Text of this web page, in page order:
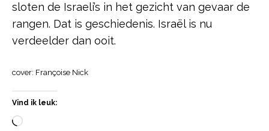
sloten de Israeli’s in het gezicht van gevaar de
rangen. Dat is geschiedenis. Israël is nu
verdeelder dan ooit.
cover: Françoise Nick
Vind ik leuk: